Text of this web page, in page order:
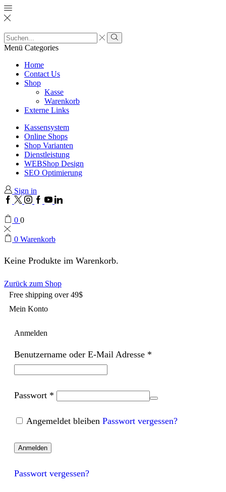
Menü Categories
Home
Contact Us
Shop
Kasse
Warenkorb
Externe Links
Kassensystem
Online Shops
Shop Varianten
Dienstleistung
WEBShop Design
SEO Optimierung
Sign in
0 0
0 Warenkorb
Keine Produkte im Warenkorb.
Zurück zum Shop
Free shipping over 49$
Mein Konto
Anmelden
Benutzername oder E-Mail Adresse *
Passwort *
Angemeldet bleiben Passwort vergessen?
Anmelden
Passwort vergessen?